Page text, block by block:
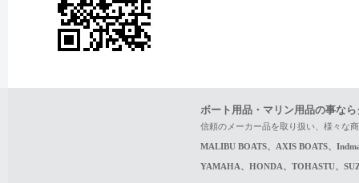
ボート用品・マリン用品の事な
信頼のメーカー品を取り扱い、様々な
MALIBU BOATS、AXIS BOATS、
YAMAHA、HONDA、TOHASTU、